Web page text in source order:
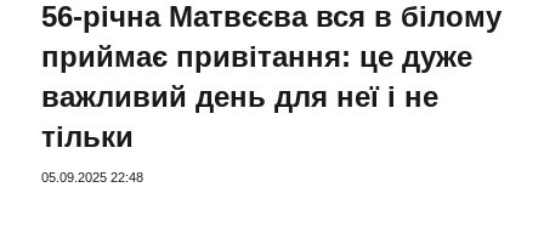
56-річна Матвєєва вся в білому
приймає привітання: це дуже
важливий день для неї і не
тільки
05.09.2025 22:48